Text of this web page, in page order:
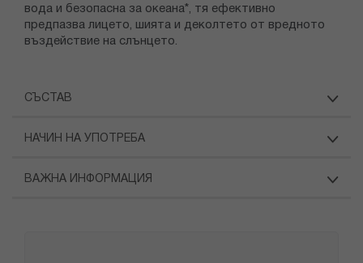
вода и безопасна за океана*, тя ефективно
предпазва лицето, шията и деколтето от вредното
въздействие на слънцето.
СЪСТАВ
НАЧИН НА УПОТРЕБА
ВАЖНА ИНФОРМАЦИЯ